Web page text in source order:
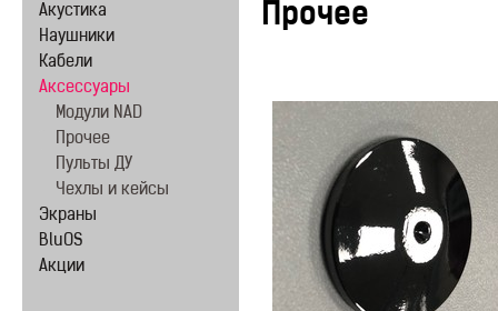
Прочее
Акустика
Наушники
Кабели
Аксессуары
Модули NAD
Прочее
Пульты ДУ
Чехлы и кейсы
Экраны
BluOS
Акции